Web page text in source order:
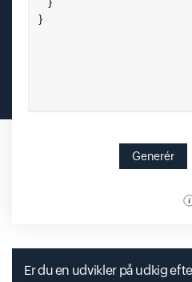
Generér
Er du en udvikler på udkig